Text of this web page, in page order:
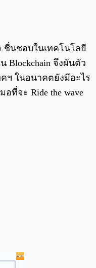
ชื่นชอบในเทคโนโลยี
Blockchain จึงผันตัว
ฯ ในอนาคตยังมีอะไร
ที่จะ Ride the wave